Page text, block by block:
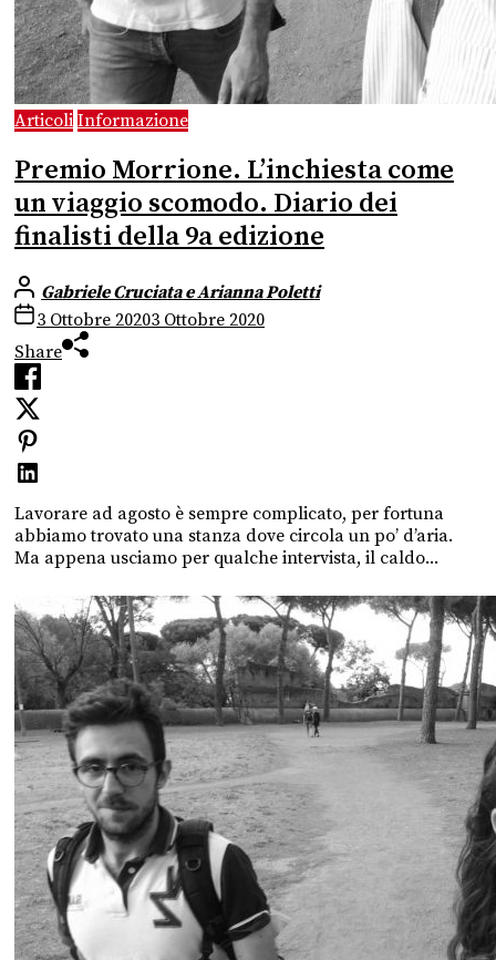
Articoli Informazione
Premio Morrione. L’inchiesta come
un viaggio scomodo. Diario dei
finalisti della 9a edizione
Gabriele Cruciata e Arianna Poletti
3 Ottobre 20203 Ottobre 2020
Share
Lavorare ad agosto è sempre complicato, per fortuna
abbiamo trovato una stanza dove circola un po’ d’aria.
Ma appena usciamo per qualche intervista, il caldo...